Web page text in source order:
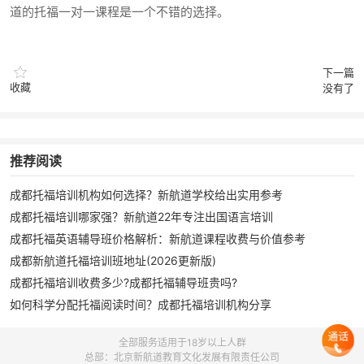
道的托福一对一课程是一个不错的选择。
收藏
下一篇
没有了
推荐阅读
成都托福培训机构如何选择？新航道学校给出实用参考
成都托福培训哪家强？新航道22年专注出国语言培训
成都托福英语辅导班价格解析：新航道课程收费与价值参考
成都新航道托福培训班地址(2026更新版)
成都托福培训收费多少?成都托福辅导班贵吗?
如何科学分配托福阅读时间？成都托福培训机构分享
全部服务适用于18岁以上人群
总部：北京新航道教育文化发展有限责任公司